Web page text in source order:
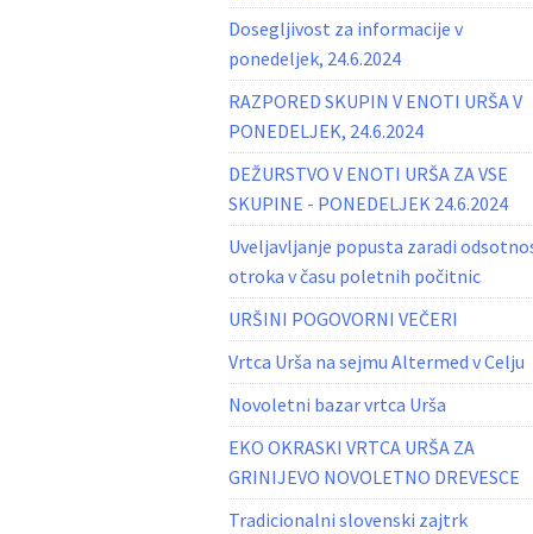
Dosegljivost za informacije v
ponedeljek, 24.6.2024
RAZPORED SKUPIN V ENOTI URŠA V
PONEDELJEK, 24.6.2024
DEŽURSTVO V ENOTI URŠA ZA VSE
SKUPINE - PONEDELJEK 24.6.2024
Uveljavljanje popusta zaradi
otroka v času poletnih počitnic
URŠINI POGOVORNI VEČERI
Vrtca Urša na sejmu Altermed v Celju
Novoletni bazar vrtca Urša
EKO OKRASKI VRTCA URŠA ZA
GRINIJEVO NOVOLETNO DREVESCE
Tradicionalni slovenski zajtrk